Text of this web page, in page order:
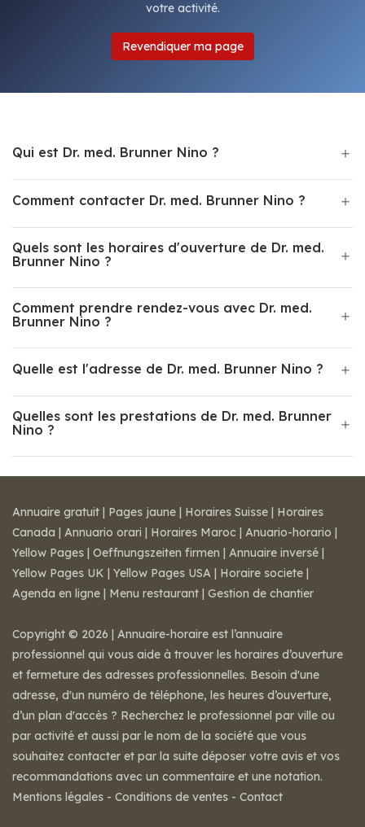
votre activité.
Revendiquer ma page
Qui est Dr. med. Brunner Nino ?
Comment contacter Dr. med. Brunner Nino ?
Quels sont les horaires d'ouverture de Dr. med.
Brunner Nino ?
Comment prendre rendez-vous avec Dr. med.
Brunner Nino ?
Quelle est l'adresse de Dr. med. Brunner Nino ?
Quelles sont les prestations de Dr. med. Brunner
Nino ?
Annuaire gratuit | Pages jaune | Horaires Suisse | Horaires
Canada | Annuario orari | Horaires Maroc | Anuario-horario |
Yellow Pages | Oeffnungszeiten firmen | Annuaire inversé |
Yellow Pages UK | Yellow Pages USA | Horaire societe |
Agenda en ligne | Menu restaurant | Gestion de chantier
Copyright © 2026 | Annuaire-horaire est l’annuaire
professionnel qui vous aide à trouver les horaires d’ouverture
et fermeture des adresses professionnelles. Besoin d'une
adresse, d'un numéro de téléphone, les heures d’ouverture,
d’un plan d'accès ? Recherchez le professionnel par ville ou
par activité et aussi par le nom de la société que vous
souhaitez contacter et par la suite déposer votre avis et vos
recommandations avec un commentaire et une notation.
Mentions légales - Conditions de ventes - Contact